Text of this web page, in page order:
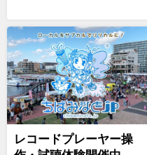
レコードプレーヤー操